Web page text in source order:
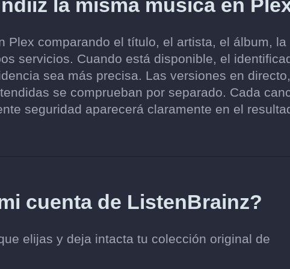
la misma música en
Plex comparando el título, el artista, el álbum, la
servicios. Cuando está disponible, el
sea más precisa. Las versiones en directo,
se comprueban por separado. Cada
seguridad aparecerá claramente en el
cuenta de ListenBrainz?
elijas y deja intacta tu colección original de